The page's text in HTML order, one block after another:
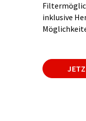
inklusive